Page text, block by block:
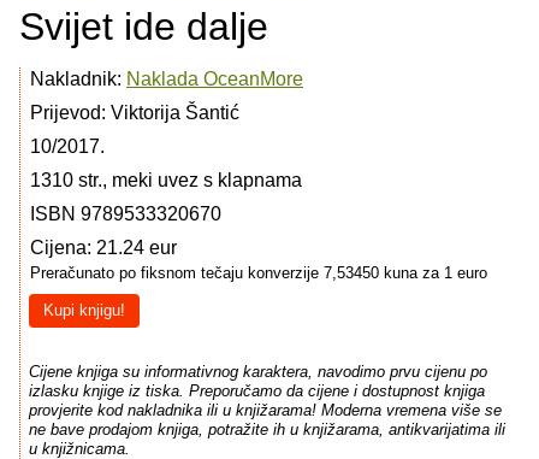
Svijet ide dalje
Nakladnik: Naklada OceanMore
Prijevod: Viktorija Šantić
10/2017.
1310 str., meki uvez s klapnama
ISBN 9789533320670
Cijena: 21.24 eur
Preračunato po fiksnom tečaju konverzije 7,53450 kuna za 1 euro
Kupi knjigu!
Cijene knjiga su informativnog karaktera, navodimo prvu cijenu po
izlasku knjige iz tiska. Preporučamo da cijene i dostupnost knjiga
provjerite kod nakladnika ili u knjižarama! Moderna vremena više se
ne bave prodajom knjiga, potražite ih u knjižarama, antikvarijatima ili
u knjižnicama.